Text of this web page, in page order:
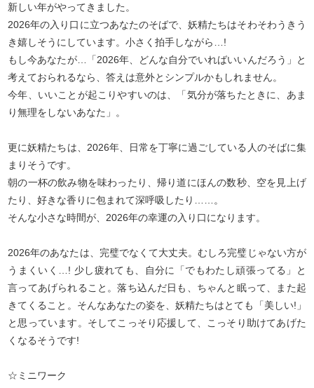
新しい年がやってきました。
2026年の入り口に立つあなたのそばで、妖精たちはそわそわうきう
き嬉しそうにしています。小さく拍手しながら…!
もし今あなたが…「2026年、どんな自分でいればいいんだろう」と
考えておられるなら、答えは意外とシンプルかもしれません。
今年、いいことが起こりやすいのは、「気分が落ちたときに、あま
り無理をしないあなた」。
更に妖精たちは、2026年、日常を丁寧に過ごしている人のそばに集
まりそうです。
朝の一杯の飲み物を味わったり、帰り道にほんの数秒、空を見上げ
たり、好きな香りに包まれて深呼吸したり……。
そんな小さな時間が、2026年の幸運の入り口になります。
2026年のあなたは、完璧でなくて大丈夫。むしろ完璧じゃない方が
うまくいく…! 少し疲れても、自分に「でもわたし頑張ってる」と
言ってあげられること。落ち込んだ日も、ちゃんと眠って、また起
きてくること。そんなあなたの姿を、妖精たちはとても「美しい!」
と思っています。そしてこっそり応援して、こっそり助けてあげた
くなるそうです!
☆ミニワーク